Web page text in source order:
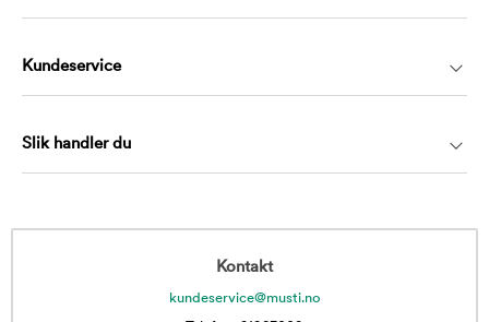
Kundeservice
Slik handler du
Kontakt
kundeservice@musti.no